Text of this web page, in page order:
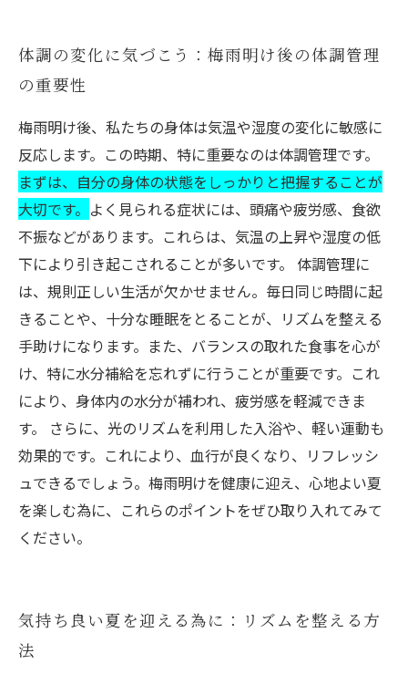
体調の変化に気づこう：梅雨明け後の体調管理
の重要性
梅雨明け後、私たちの身体は気温や湿度の変化に敏感に
反応します。この時期、特に重要なのは体調管理です。
まずは、自分の身体の状態をしっかりと把握することが
大切です。 よく見られる症状には、頭痛や疲労感、食欲
不振などがあります。これらは、気温の上昇や湿度の低
下により引き起こされることが多いです。 体調管理に
は、規則正しい生活が欠かせません。毎日同じ時間に起
きることや、十分な睡眠をとることが、リズムを整える
手助けになります。また、バランスの取れた食事を心が
け、特に水分補給を忘れずに行うことが重要です。これ
により、身体内の水分が補われ、疲労感を軽減できま
す。 さらに、光のリズムを利用した入浴や、軽い運動も
効果的です。これにより、血行が良くなり、リフレッシ
ュできるでしょう。梅雨明けを健康に迎え、心地よい夏
を楽しむ為に、これらのポイントをぜひ取り入れてみて
ください。
気持ち良い夏を迎える為に：リズムを整える方
法